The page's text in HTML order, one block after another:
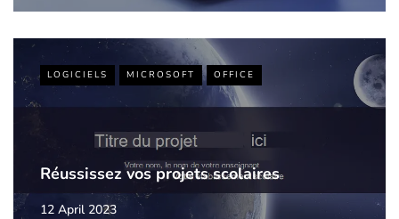
LOGICIELS MICROSOFT OFFICE
Réussissez vos projets scolaires
12 April 2023